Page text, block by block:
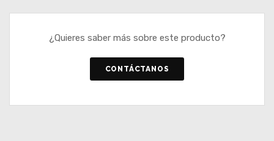
¿Quieres saber más sobre este producto?
CONTÁCTANOS